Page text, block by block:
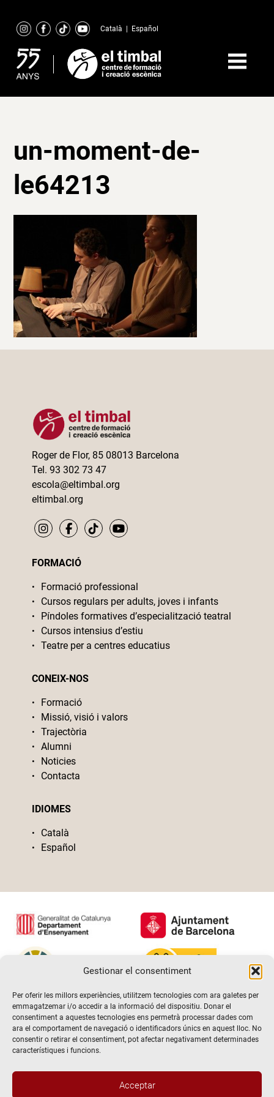
Gestionar el consentiment
Per oferir les millors experiències, utilitzem tecnologies com ara galetes per
emmagatzemar i/o accedir a la informació del dispositiu. Donar el
consentiment a aquestes tecnologies ens permetrà processar dades com
ara el comportament de navegació o identificadors únics en aquest lloc. No
consentir o retirar el consentiment, pot afectar negativament determinades
característiques i funcions.
Acceptar
content
Català Español
un-moment-de-
le64213
Roger de Flor, 85 08013 Barcelona
Tel. 93 302 73 47
escola@eltimbal.org
eltimbal.org
FORMACIÓ
Formació professional
Cursos regulars per adults, joves i infants
Píndoles formatives d’especialització teatral
Cursos intensius d’estiu
Teatre per a centres educatius
CONEIX-NOS
Formació
Missió, visió i valors
Trajectòria
Alumni
Noticies
Contacta
IDIOMES
Català
Español